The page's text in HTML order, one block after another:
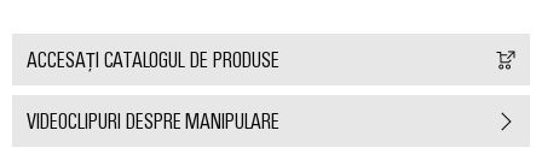
ACCESAȚI CATALOGUL DE PRODUSE
VIDEOCLIPURI DESPRE MANIPULARE